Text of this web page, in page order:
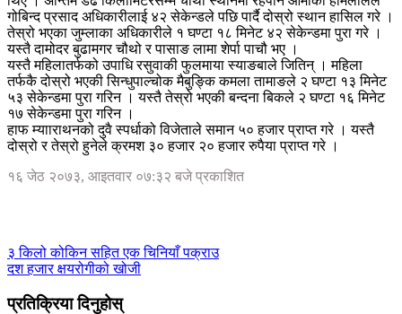
गोबिन्द प्रसाद अधिकारीलाई ४२ सेकेन्डले पछि पार्दै दोस्रो स्थान हासिल गरे ।
तेस्रो भएका जुम्लाका अधिकारीले १ घण्टा १८ मिनेट ४२ सेकेन्डमा पुरा गरे ।
यस्तै दामोदर बुढामगर चौथो र पासाङ लामा शेर्पा पाचौ भए ।
यस्तै महिलातर्फको उपाधि रसुवाकी फुलमाया स्याङबाले जितिन् । महिला
तर्फकै दोस्रो भएकी सिन्धुपाल्चोक मैबुङ्कि कमला तामाङले २ घण्टा १३ मिनेट
५३ सेकेन्डमा पुरा गरिन । यस्तै तेस्रो भएकी बन्दना बिकले २ घण्टा १६ मिनेट
१७ सेकेन्डमा पुरा गरिन ।
हाफ म्यााराथनको दुवै स्पर्धाको विजेताले समान ५० हजार प्राप्त गरे । यस्तै
दोस्रो र तेस्रो हुनेले क्रमश ३० हजार २० हजार रुपैया प्राप्त गरे ।
१६ जेठ २०७३, आइतवार ०७:३२ बजे प्रकाशित
३ किलो कोकिन सहित एक चिनियाँ पक्राउ
दश हजार क्षयरोगीको खोजी
प्रतिक्रिया दिनुहोस्